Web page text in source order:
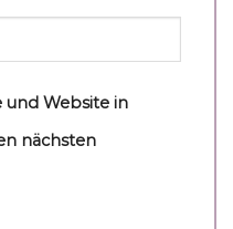
und Website in
nächsten